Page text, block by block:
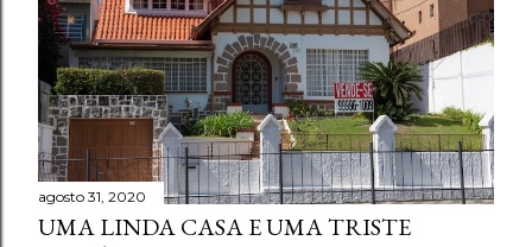
agosto 31, 2020
UMA LINDA CASA E UMA TRISTE